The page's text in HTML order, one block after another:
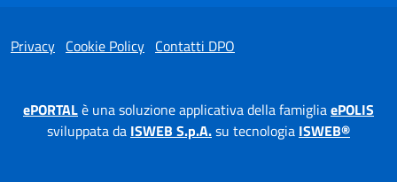
Privacy Cookie Policy Contatti DPO
ePORTALè una soluzione applicativa della famigliaePOLIS
sviluppata da ISWEB S.p.A.su tecnologia ISWEB®